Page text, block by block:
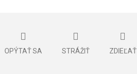
OPÝTAŤ SA STRÁŽIŤ ZDIEĽAŤ